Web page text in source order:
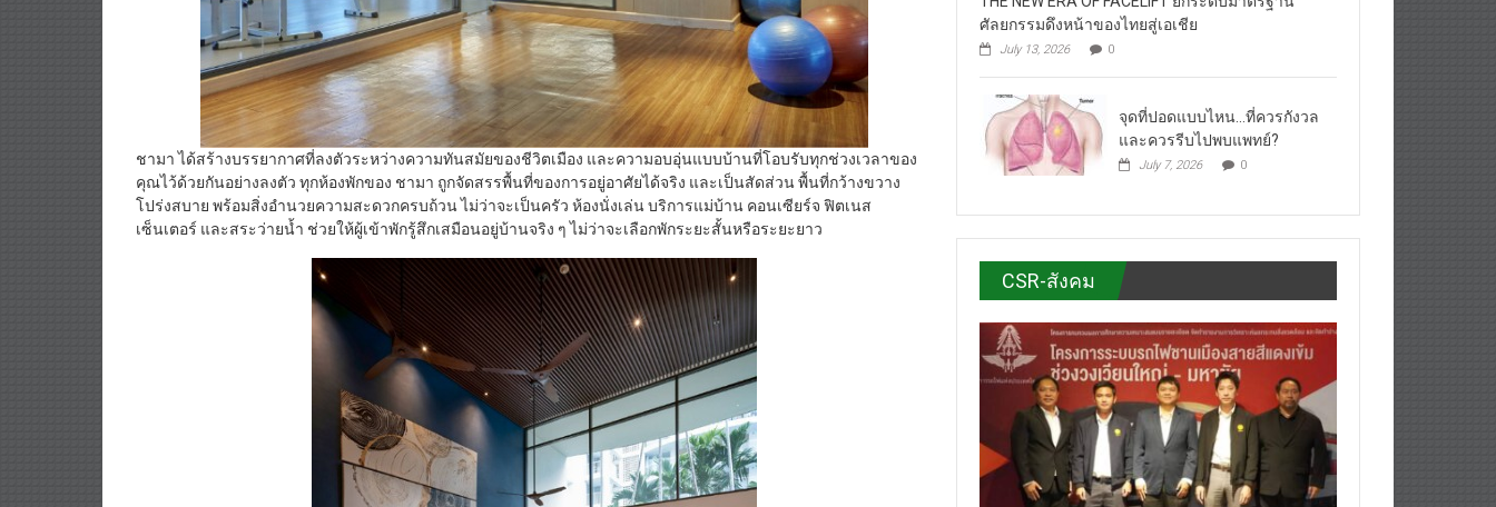
ชามา ได้สร้างบรรยากาศที่ลงตัวระหว่างความทันสมัยของชีวิตเมือง และความอบอุ่นแบบบ้านที่โอบรับทุกช่วงเวลาของ
คุณไว้ด้วยกันอย่างลงตัว ทุกห้องพักของ ชามา ถูกจัดสรรพื้นที่ของการอยู่อาศัยได้จริง และเป็นสัดส่วน พื้นที่กว้างขวาง
โปร่งสบาย พร้อมสิ่งอำนวยความสะดวกครบถ้วน ไม่ว่าจะเป็นครัว ห้องนั่งเล่น บริการแม่บ้าน คอนเซียร์จ ฟิตเนส
เซ็นเตอร์ และสระว่ายน้ำ ช่วยให้ผู้เข้าพักรู้สึกเสมือนอยู่บ้านจริง ๆ ไม่ว่าจะเลือกพักระยะสั้นหรือระยะยาว
ศัลยกรรมดึงหน้าของไทยสู่เอเชีย
จุดที่ปอดแบบไหน…ที่ควรกังวล
และควรรีบไปพบแพทย์?
CSR-สังคม